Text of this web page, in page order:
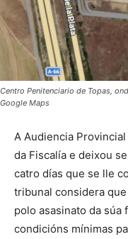
Centro Penitenciario de Topas,
Google Maps
A Audiencia
da Fiscalía e deixou
catro días que se lle
tribunal considera
polo asasinato da súa
condicións mínimas